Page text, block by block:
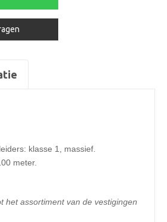
klasse 1, massief.
meter.
het assortiment van de vestigingen